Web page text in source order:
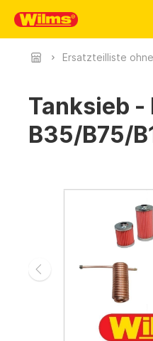
Ersatzteilliste
Tanksieb -
B35/B75/